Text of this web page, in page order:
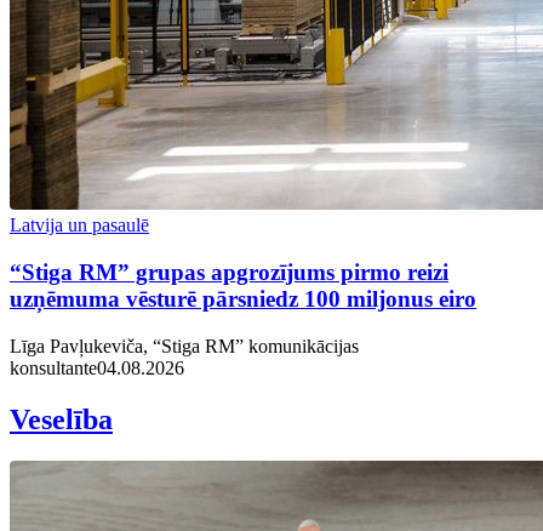
Latvija un pasaulē
“Stiga RM” grupas apgrozījums pirmo reizi
uzņēmuma vēsturē pārsniedz 100 miljonus eiro
Līga Pavļukeviča, “Stiga RM” komunikācijas
konsultante04.08.2026
Veselība